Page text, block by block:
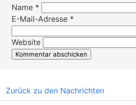
Name *
E-Mail-Adresse *
Website
Zurück zu den Nachrichten